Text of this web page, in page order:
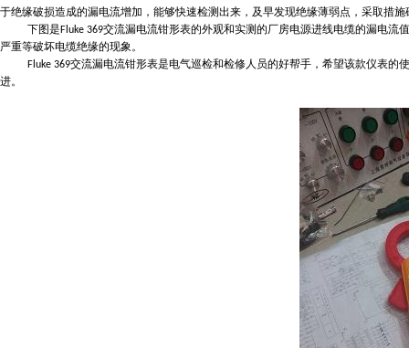
于绝缘破损造成的漏电流增加，能够快速检测出来，及早发现绝缘薄弱点，采取措
下图是Fluke 369交流漏电流钳形表的外观和实测的厂房电源进线电缆的漏电流
严重等破坏电缆绝缘的现象。
Fluke 369交流漏电流钳形表是电气巡检和检修人员的好帮手，希望该款仪表的
进。